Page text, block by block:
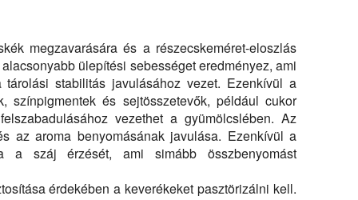
megzavarására és a részecskeméret-eloszlás
ülepítési sebességet eredményez, ami
stabilitás javulásához vezet. Ezenkívül a
színpigmentek és sejtösszetevők, például cukor
vezethet a gyümölcslében. Az
az aroma benyomásának javulása. Ezenkívül a
a száj érzését, ami simább összbenyomást
érdekében a keverékeket pasztörizálni kell.